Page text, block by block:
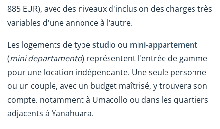
885 EUR), avec des niveaux d'inclusion des charges très
variables d'une annonce à l'autre.
Les logements de typestudio ou mini-appartement
(mini departamento) représentent l'entrée de gamme
pour une location indépendante. Une seule personne
ou un couple, avec un budget maîtrisé, y trouvera son
compte, notamment à Umacollo ou dans les quartiers
adjacents à Yanahuara.